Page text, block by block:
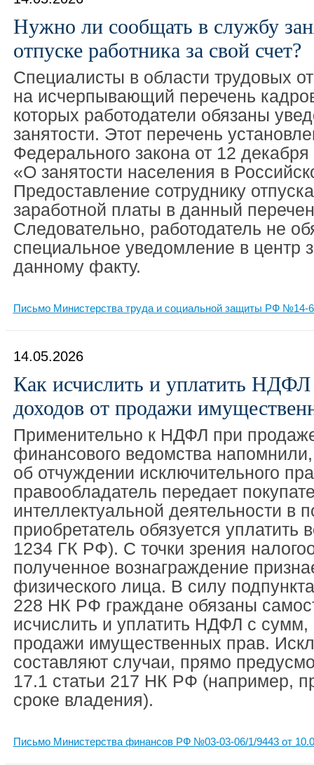
Нужно ли сообщать в службу
отпуске работника за свой счет?
Специалисты в области трудовых
на исчерпывающий перечень
которых работодатели обязаны
занятости. Этот перечень
Федерального закона от 12
«О занятости населения в
Предоставление сотруднику
заработной платы в данный
Следовательно, работодатель не
специальное уведомление в центр
данному факту.
Письмо Министерства труда и социальной защиты РФ №14-
14.05.2026
Как исчислить и уплатить
доходов от продажи
Применительно к НДФЛ при
финансового ведомства
об отчуждении исключительного
правообладатель передает
интеллектуальной деятельности в
приобретатель обязуется уплатить
1234 ГК РФ). С точки зрения
полученное вознаграждение
физического лица. В силу
228 НК РФ граждане обязаны
исчислить и уплатить НДФЛ с сумм,
продажи имущественных прав.
составляют случаи, прямо
17.1 статьи 217 НК РФ (например,
сроке владения).
Письмо Министерства финансов РФ №03-03-06/1/9443 от